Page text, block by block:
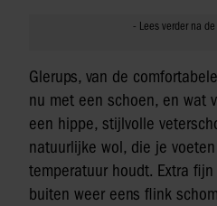
Glerups, van de
nu met een schoen, en wat
een hippe, stijlvolle
natuurlijke wol, die je
temperatuur houdt. Extra
buiten weer eens flink